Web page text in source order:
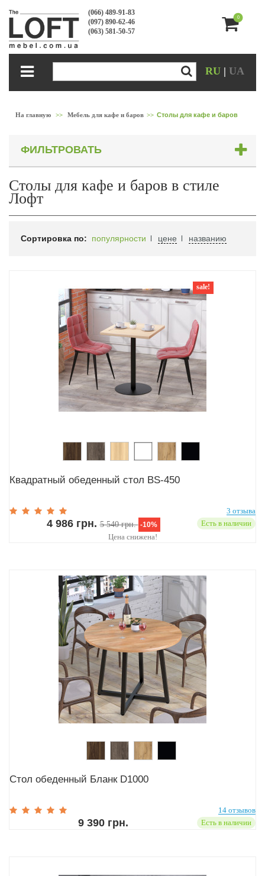
(066) 489-91-83
(097) 890-62-46
(063) 581-50-57
0
RU | UA
На главную >> Мебель для кафе и баров >> Столы для кафе и баров
ФИЛЬТРОВАТЬ
Столы для кафе и баров в стиле
Лофт
Сортировка по: популярности цене названию
sale!
Квадратный обеденный стол BS-450
3 отзыва
4 986 грн. Есть в наличии
5 540 грн. -10%
Цена снижена!
Стол обеденный Бланк D1000
14 отзывов
9 390 грн. Есть в наличии